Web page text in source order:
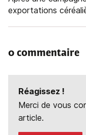
exportations
0 commentaire
Réagissez !
Merci de vous
article.